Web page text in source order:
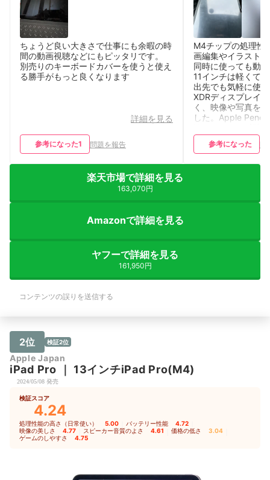
ちょうど良い大きさで仕事にも余暇の時
間の動画視聴などにもピッタリです。
別売りのキーボードカバーを使うと使え
る勝手がもっと良くなります
詳細を見る
参考になった1 問題を報告
M4チップの処理性
画編集やイラスト
同時に使っても動
11インチは軽くて
出先でも気軽に使
XDRディスプレイ
く、映像や写真を
した。Apple
味まで幅広く活躍
高価ですが、それ
している方には、
参考になった
楽天市場で詳細を見る
163,070円
Amazonで詳細を見る
ヤフーで詳細を見る
161,950円
コンテンツの誤りを送信する
2位 検証2位
Apple Japan
iPad Pro ｜ 13インチiPad Pro(M4)
2024/05/08 発売
検証スコア
4.24
処理性能の高さ（日常使い） 5.00 バッテリー性能 4.72
映像の美しさ 4.77 スピーカー音質のよさ 4.61 価格の低さ 3.04
ゲームのしやすさ 4.75